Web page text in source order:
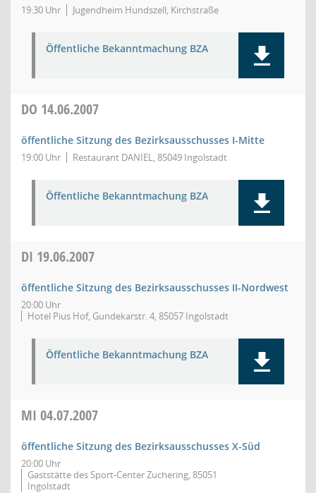
19:30 Uhr Jugendheim Hundszell, Kirchstraße
Öffentliche Bekanntmachung BZA
DO 14.06.2007
öffentliche Sitzung des Bezirksausschusses I-Mitte
19:00 Uhr Restaurant DANIEL, 85049 Ingolstadt
Öffentliche Bekanntmachung BZA
DI 19.06.2007
öffentliche Sitzung des Bezirksausschusses II-Nordwest
20:00 Uhr
Hotel Pius Hof, Gundekarstr. 4, 85057 Ingolstadt
Öffentliche Bekanntmachung BZA
MI 04.07.2007
öffentliche Sitzung des Bezirksausschusses X-Süd
20:00 Uhr
Gaststätte des Sport-Center Zuchering, 85051
Ingolstadt